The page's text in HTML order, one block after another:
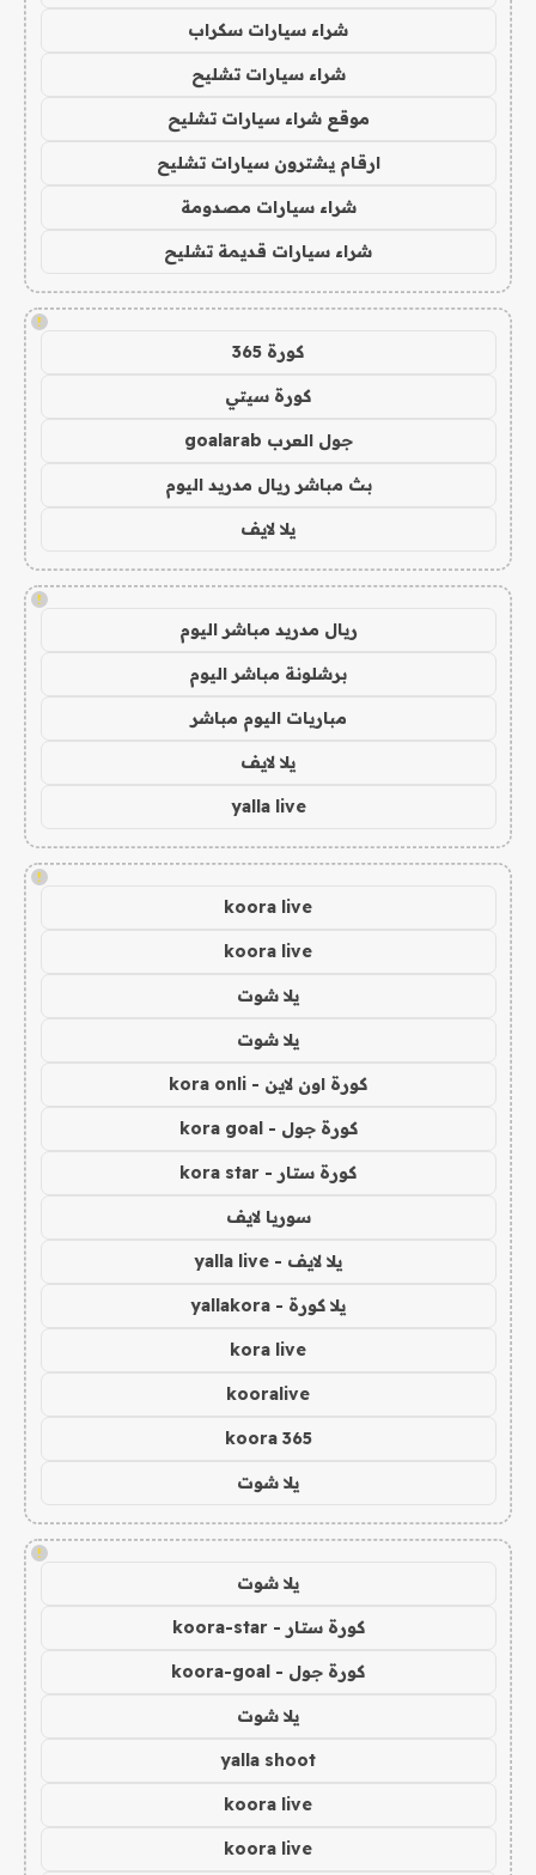
شراء سيارات سكراب
شراء سيارات تشليح
موقع شراء سيارات تشليح
ارقام يشترون سيارات تشليح
شراء سيارات مصدومة
شراء سيارات قديمة تشليح
!
كورة 365
كورة سيتي
جول العرب goalarab
بث مباشر ريال مدريد اليوم
يلا لايف
!
ريال مدريد مباشر اليوم
برشلونة مباشر اليوم
مباريات اليوم مباشر
يلا لايف
yalla live
!
koora live
koora live
يلا شوت
يلا شوت
كورة اون لاين - kora onli
كورة جول - kora goal
كورة ستار - kora star
سوريا لايف
يلا لايف - yalla live
يلا كورة - yallakora
kora live
kooralive
koora 365
يلا شوت
!
يلا شوت
كورة ستار - koora-star
كورة جول - koora-goal
يلا شوت
yalla shoot
koora live
koora live